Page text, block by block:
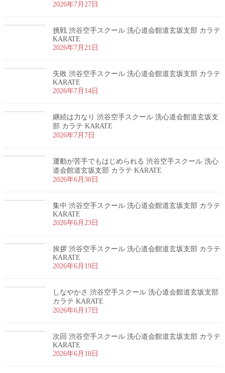
2026年7月27日
挑戦 渋谷空手スクール 洗心道会館道玄坂支部 カラテ
KARATE
2026年7月21日
失敗 渋谷空手スクール 洗心道会館道玄坂支部 カラテ
KARATE
2026年7月14日
継続は力なり 渋谷空手スクール 洗心道会館道玄坂支
部 カラテ KARATE
2026年7月7日
運動が苦手でもはじめられる 渋谷空手スクール 洗心
道会館道玄坂支部 カラテ KARATE
2026年6月30日
集中 渋谷空手スクール 洗心道会館道玄坂支部 カラテ
KARATE
2026年6月23日
挨拶 渋谷空手スクール 洗心道会館道玄坂支部 カラテ
KARATE
2026年6月19日
しなやかさ 渋谷空手スクール 洗心道会館道玄坂支部
カラテ KARATE
2026年6月17日
次回 渋谷空手スクール 洗心道会館道玄坂支部 カラテ
KARATE
2026年6月10日